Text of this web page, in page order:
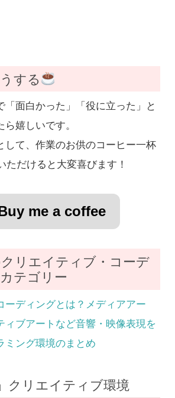
する
「面白かった」「役に立った」と
嬉しいです。
して、作業のお供のコーヒー一杯
ただけると大変喜びます！
me a coffee
リエイティブ・コーデ
テゴリー
ーディングとは？メディアアー
ィブアートなど音響・映像表現を
ミング環境のまとめ
クリエイティブ環境